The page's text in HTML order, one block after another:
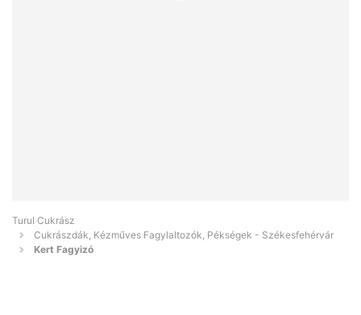
Turul Cukrász
Cukrászdák, Kézműves Fagylaltozók, Pékségek - Székesfehérvár
Kert Fagyizó